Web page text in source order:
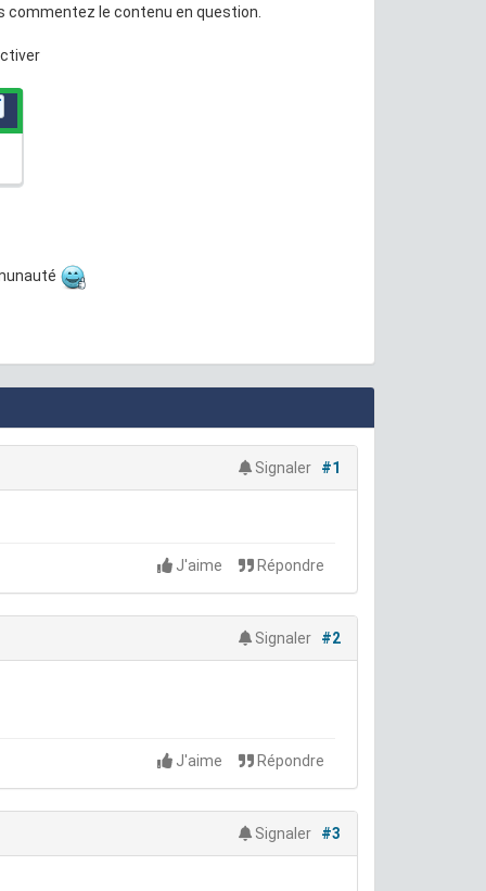
le contenu en question.
Signaler #1
J'aime Répondre
Signaler #2
J'aime Répondre
Signaler #3